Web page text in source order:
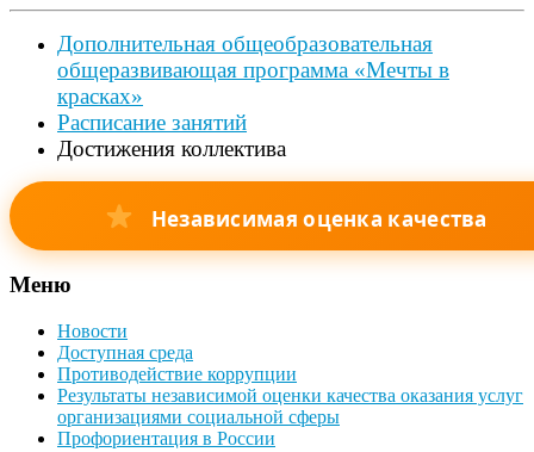
Дополнительная общеобразовательная
общеразвивающая программа «Мечты в
красках»
Расписание занятий
Достижения коллектива
Независимая оценка качества
Меню
Новости
Доступная среда
Противодействие коррупции
Результаты независимой оценки качества оказания услуг
организациями социальной сферы
Профориентация в России